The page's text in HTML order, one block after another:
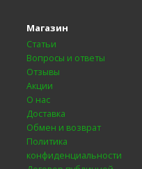
Магазин
Статьи
Вопросы и ответы
Отзывы
Акции
О нас
Доставка
Обмен и возврат
Политика
конфиденциальности